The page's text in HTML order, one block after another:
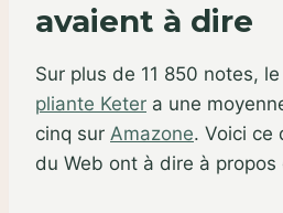
avaient à dire
Sur plus de 11 850 notes, le
pliante Keter a une
cinq sur Amazone. Voici ce
du Web ont à dire à propos